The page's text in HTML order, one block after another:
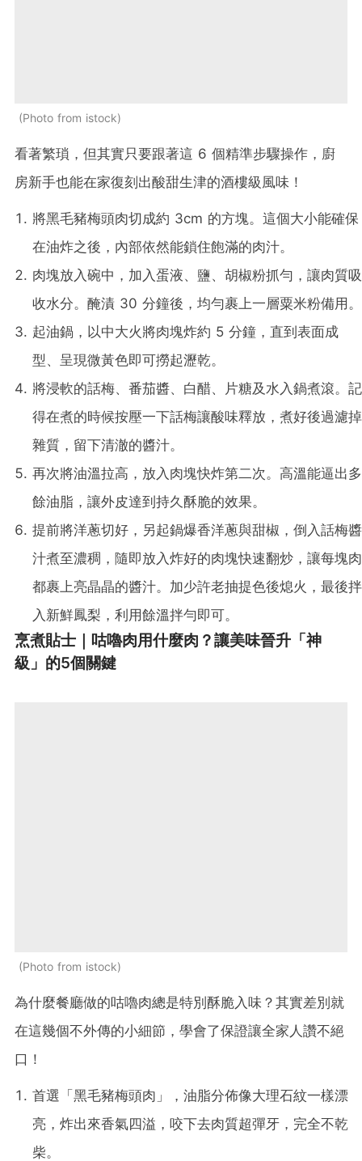
Photo from istock
看著繁瑣，但其實只要跟著這 6 個精準步驟操作，廚
房新手也能在家復刻出酸甜生津的酒樓級風味！
將黑毛豬梅頭肉切成約 3cm 的方塊。這個大小能確保
在油炸之後，內部依然能鎖住飽滿的肉汁。
肉塊放入碗中，加入蛋液、鹽、胡椒粉抓勻，讓肉質吸
收水分。醃漬 30 分鐘後，均勻裹上一層粟米粉備用。
起油鍋，以中大火將肉塊炸約 5 分鐘，直到表面成
型、呈現微黃色即可撈起瀝乾。
將浸軟的話梅、番茄醬、白醋、片糖及水入鍋煮滾。記
得在煮的時候按壓一下話梅讓酸味釋放，煮好後過濾掉
雜質，留下清澈的醬汁。
再次將油溫拉高，放入肉塊快炸第二次。高溫能逼出多
餘油脂，讓外皮達到持久酥脆的效果。
提前將洋蔥切好，另起鍋爆香洋蔥與甜椒，倒入話梅醬
汁煮至濃稠，隨即放入炸好的肉塊快速翻炒，讓每塊肉
都裹上亮晶晶的醬汁。加少許老抽提色後熄火，最後拌
入新鮮鳳梨，利用餘溫拌勻即可。
烹煮貼士｜咕嚕肉用什麼肉？讓美味晉升「神
級」的5個關鍵
Photo from istock
為什麼餐廳做的咕嚕肉總是特別酥脆入味？其實差別就
在這幾個不外傳的小細節，學會了保證讓全家人讚不絕
口！
首選「黑毛豬梅頭肉」，油脂分佈像大理石紋一樣漂
亮，炸出來香氣四溢，咬下去肉質超彈牙，完全不乾
柴。